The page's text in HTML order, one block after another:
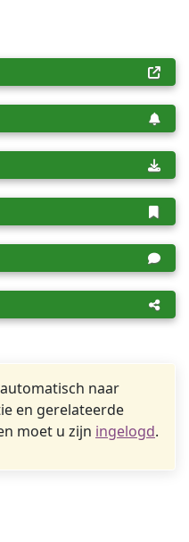
naar
en gerelateerde
moet u zijn ingelogd.